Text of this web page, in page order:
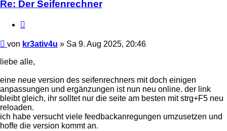
Re: Der Seifenrechner
Beitrag
von kr3ativ4u » Sa 9. Aug 2025, 20:46
liebe alle,
eine neue version des seifenrechners mit doch einigen
anpassungen und ergänzungen ist nun neu online. der link
bleibt gleich, ihr solltet nur die seite am besten mit strg+F5 neu
reloaden.
ich habe versucht viele feedbackanregungen umzusetzen und
hoffe die version kommt an.